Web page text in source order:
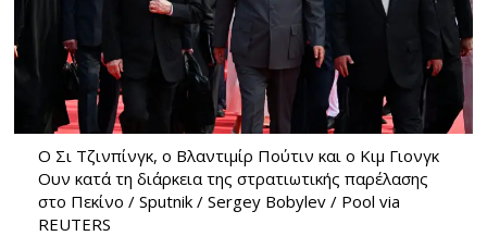
Ο Σι Τζινπίνγκ, ο Βλαντιμίρ Πούτιν και ο Κιμ Γιονγκ
Ουν κατά τη διάρκεια της στρατιωτικής παρέλασης
στο Πεκίνο / Sputnik / Sergey Bobylev / Pool via
REUTERS